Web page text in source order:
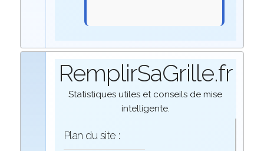
RemplirSaGrille.fr
Statistiques utiles et conseils de mise
intelligente.
Plan du site :